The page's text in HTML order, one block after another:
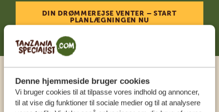
Denne hjemmeside bruger cookies
Vi bruger cookies til at tilpasse vores indhold og annoncer,
til at vise dig funktioner til sociale medier og til at analysere
DIN DRØMMEREJSE VENTER – START
PLANLÆGNINGEN NU
Ring til en ekspert